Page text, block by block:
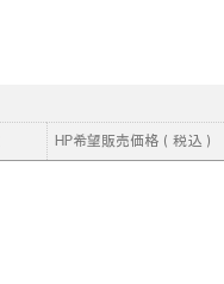
HP希望販売価格（税込）